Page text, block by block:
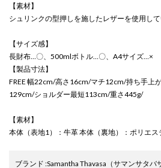
【素材】
シュリンクの型押しを施したレザーを使用して
【サイズ感】
長財布…〇、500mlボトル…〇、A4サイズ…×
【製品寸法】
FREE 幅22cm/高さ16cm/マチ12cm/持ち手上
129cm/ショルダー最短113cm/重さ445g/
【素材】
本体（表地1）：牛革 本体（裏地）：ポリエス
ブランド :Samantha Thavasa （サマンサタバ